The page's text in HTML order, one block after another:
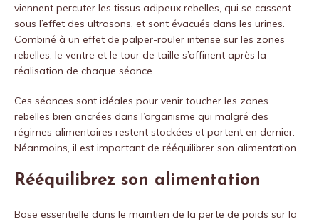
viennent percuter les tissus adipeux rebelles, qui se cassent
sous l’effet des ultrasons, et sont évacués dans les urines.
Combiné à un effet de palper-rouler intense sur les zones
rebelles, le ventre et le tour de taille s’affinent après la
réalisation de chaque séance.
Ces séances sont idéales pour venir toucher les zones
rebelles bien ancrées dans l’organisme qui malgré des
régimes alimentaires restent stockées et partent en dernier.
Néanmoins, il est important de rééquilibrer son alimentation.
Rééquilibrez son alimentation
Base essentielle dans le maintien de la perte de poids sur la